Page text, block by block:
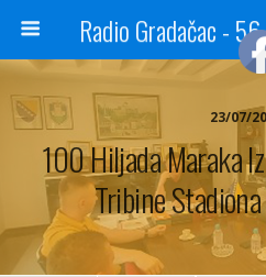
23/07/
100 Hiljada Maraka
Tribine Stadiona